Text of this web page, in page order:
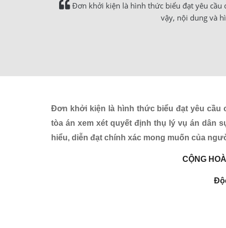
Đơn khởi kiện là hình thức biểu đạt yêu cầu
vậy, nội dung và
Đơn khởi kiện là hình thức biểu đạt yêu cầu
tòa án xem xét quyết định thụ lý vụ án dân
hiểu, diễn đạt chính xác mong muốn của
CỘNG